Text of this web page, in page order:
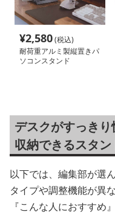
¥2,580(税込)
耐荷重アルミ製縦置きパ
ソコンスタンド
デスクがすっき
収納できるスタン
以下では、編集部が選
タイプや調整機能が異
『こんな人におすすめ